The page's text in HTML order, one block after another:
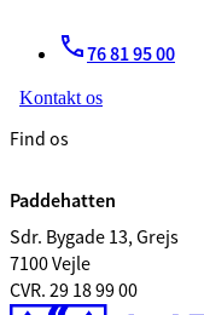
76 81 95 00
Kontakt os
Find os
Paddehatten
Sdr. Bygade 13, Grejs
7100 Vejle
CVR. 29 18 99 00